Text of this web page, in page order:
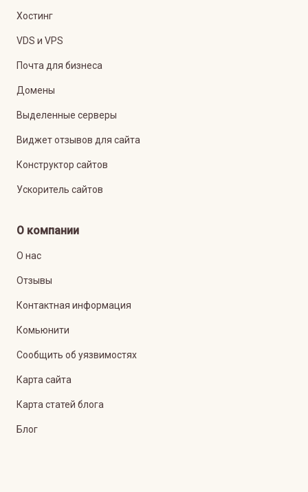
Хостинг
VDS и VPS
Почта для бизнеса
Домены
Выделенные серверы
Виджет отзывов для сайта
Конструктор сайтов
Ускоритель сайтов
О компании
О нас
Отзывы
Контактная информация
Комьюнити
Сообщить об уязвимостях
Карта сайта
Карта статей блога
Блог